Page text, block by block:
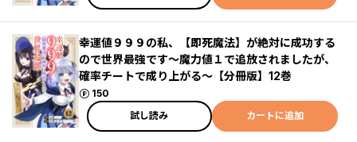
幸運値９９９の私、【即死魔法】が絶対に成功する
ので世界最強です～魔力値１で追放されましたが、
確率チートで成り上がる～【分冊版】12巻
150
ポイント
試し読み
カートに追加